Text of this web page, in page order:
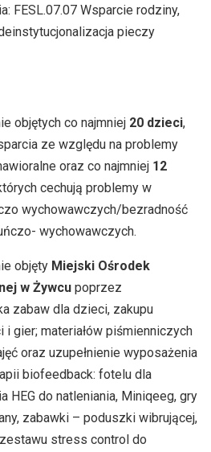
FESL.07.07 Wsparcie rodziny,
pieczy
objętych co najmniej 20 dzieci,
ze względu na problemy
oraz co najmniej 12
cechują problemy w
wychowawczych/bezradność
wychowawczych.
objęty Miejski Ośrodek
w Żywcu poprzez
zabaw dla dzieci, zakupu
i gier; materiałów piśmienniczych
oraz uzupełnienie wyposażenia
biofeedback: fotelu dla
HEG do natleniania, Miniqeeg, gry
zabawki – poduszki wibrującej,
stress control do